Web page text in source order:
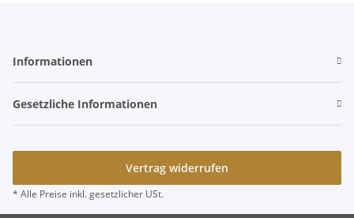
Informationen
Gesetzliche Informationen
Vertrag widerrufen
* Alle Preise inkl. gesetzlicher USt.